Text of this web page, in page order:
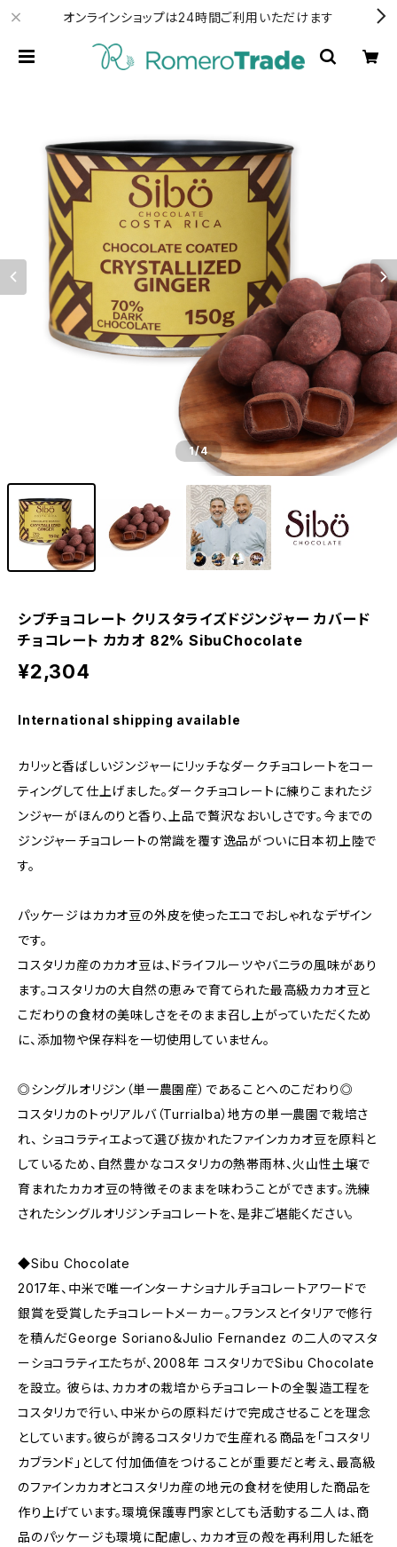
オンラインショップは24時間ご利用いただけます
1/4
シブチョコレート クリスタライズドジンジャー カバード
チョコレート カカオ 82% SibuChocolate
¥2,304
International shipping available
カリッと香ばしいジンジャーにリッチなダークチョコレートをコー
ティングして仕上げました。ダークチョコレートに練りこまれたジ
ンジャーがほんのりと香り、上品で贅沢なおいしさです。今までの
ジンジャーチョコレートの常識を覆す逸品がついに日本初上陸で
す。
パッケージはカカオ豆の外皮を使ったエコでおしゃれなデザイン
です。
コスタリカ産のカカオ豆は、ドライフルーツやバニラの風味があり
ます。コスタリカの大自然の恵みで育てられた最高級カカオ豆と
こだわりの食材の美味しさをそのまま召し上がっていただくため
に、添加物や保存料を一切使用していません。
◎シングルオリジン（単一農園産）であることへのこだわり◎
コスタリカのトゥリアルバ（Turrialba）地方の単一農園で栽培さ
れ、 ショコラティエよって選び抜かれたファインカカオ豆を原料と
しているため、自然豊かなコスタリカの熱帯雨林、火山性土壌で
育まれたカカオ豆の特徴そのままを味わうことができます。洗練
されたシングルオリジンチョコレートを、是非ご堪能ください。
◆Sibu Chocolate
2017年、中米で唯一インターナショナルチョコレートアワードで
銀賞を受賞したチョコレートメーカー。フランスとイタリアで修行
を積んだGeorge Soriano＆Julio Fernandez の二人のマスタ
ーショコラティエたちが、2008年 コスタリカでSibu Chocolate
を設立。 彼らは、カカオの栽培からチョコレートの全製造工程を
コスタリカで行い、中米からの原料だけで完成させることを理念
としています。彼らが誇るコスタリカで生産れる商品を「コスタリ
カブランド」として付加価値をつけることが重要だと考え、最高級
のファインカカオとコスタリカ産の地元の食材を使用した商品を
作り上げています。環境保護専門家としても活動する二人は、商
品のパッケージも環境に配慮し、カカオ豆の殻を再利用した紙を